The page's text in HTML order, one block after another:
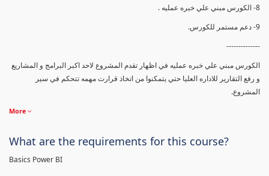
8- الكورس مبني علي خبره عمليه .
9- دعم مستمر للكورس.
--------------
الكورس مبني علي خبره عمليه في اظهار تقدم المشروع لاحد اكبر البرامج و المشاريع
و رفع التقارير للاداره العليا حتي يتمكنوا من اتخاذ قرارت مهمه تتحكم في سير
المشروع.
More
What are the requirements for this course?
Basics Power BI